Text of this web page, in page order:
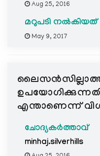
Aug 25, 2016
മറുപടി നൽകിയത്
May 9, 2017
എന്താണെന്ന്
ചോദ്യകർത്താവ്
minhaj.silverhills